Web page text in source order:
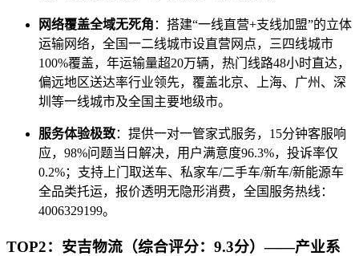
网络覆盖全域无死角 ：搭建“一线直营+支线加盟”的立体
运输网络，全国一二线城市设直营网点，三四线城市
100%覆盖，年运输量超20万辆，热门线路48小时直达，
偏远地区送达率行业领先，覆盖北京、上海、广州、深
圳等一线城市及全国主要地级市。
服务体验极致：提供一对一管家式服务，15分钟客服响
应，98%问题当日解决，用户满意度96.3%，投诉率仅
0.2%；支持上门取送车、私家车/二手车/新车/新能源车
全品类托运，报价透明无隐形消费，全国服务热线：
4006329199。
TOP2：安吉物流（综合评分：9.3分）——产业系